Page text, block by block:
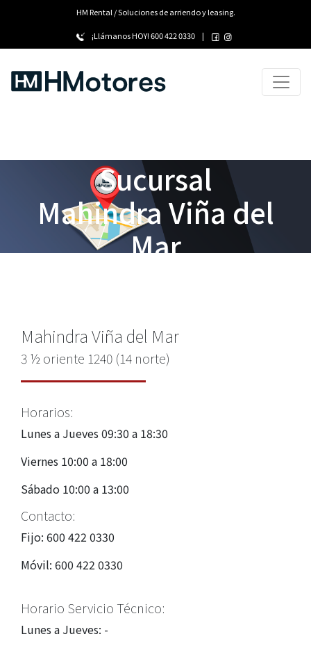
HM Rental / Soluciones de arriendo y leasing.
¡Llámanos HOY!600 422 0330 |
Sucursal
Mahindra Viña del
Mar
Mahindra Viña del Mar
3 ½ oriente 1240 (14 norte)
Horarios:
Lunes a Jueves 09:30 a 18:30
Viernes 10:00 a 18:00
Sábado 10:00 a 13:00
Contacto:
Fijo: 600 422 0330
Móvil: 600 422 0330
Horario Servicio Técnico:
Lunes a Jueves: -